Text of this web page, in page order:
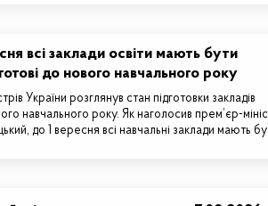
всі заклади освіти мають бути
до нового навчального року
України розглянув стан підготовки закладів
навчального року. Як наголосив прем’єр-
до 1 вересня всі навчальні заклади мають